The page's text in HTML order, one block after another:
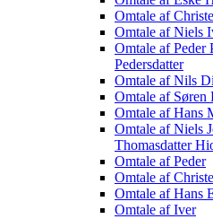
Omtale af
Omtale af Niels
Omtale af Peder
Pedersdatter
Omtale af Nils
Omtale af Søren
Omtale af Hans
Omtale af Niels
Thomasdatter
Omtale af Peder
Omtale af
Omtale af Hans
Omtale af Iver